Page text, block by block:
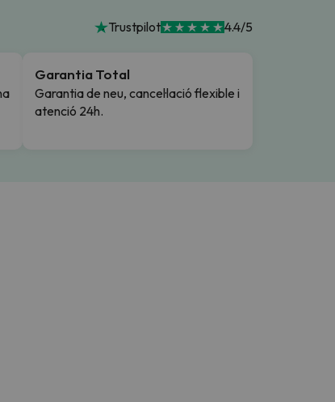
Trustpilot 4.4/5
Garantia Total
Garantia de neu, cancel·lació flexible i
atenció 24h.